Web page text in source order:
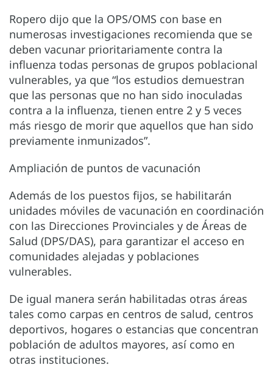
Ropero dijo que la OPS/OMS con base en
numerosas investigaciones recomienda que se
deben vacunar prioritariamente contra la
influenza todas personas de grupos poblacional
vulnerables, ya que “los estudios demuestran
que las personas que no han sido inoculadas
contra a la influenza, tienen entre 2 y 5 veces
más riesgo de morir que aquellos que han sido
previamente inmunizados”.
Ampliación de puntos de vacunación
Además de los puestos fijos, se habilitarán
unidades móviles de vacunación en coordinación
con las Direcciones Provinciales y de Áreas de
Salud (DPS/DAS), para garantizar el acceso en
comunidades alejadas y poblaciones
vulnerables.
De igual manera serán habilitadas otras áreas
tales como carpas en centros de salud, centros
deportivos, hogares o estancias que concentran
población de adultos mayores, así como en
otras instituciones.